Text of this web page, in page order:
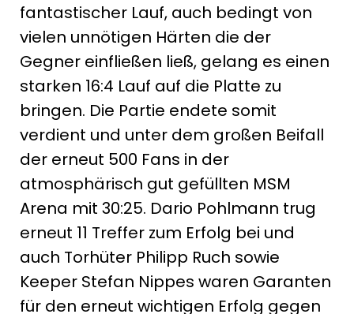
fantastischer Lauf, auch bedingt von
vielen unnötigen Härten die der
Gegner einfließen ließ, gelang es einen
starken 16:4 Lauf auf die Platte zu
bringen. Die Partie endete somit
verdient und unter dem großen Beifall
der erneut 500 Fans in der
atmosphärisch gut gefüllten MSM
Arena mit 30:25. Dario Pohlmann trug
erneut 11 Treffer zum Erfolg bei und
auch Torhüter Philipp Ruch sowie
Keeper Stefan Nippes waren Garanten
für den erneut wichtigen Erfolg gegen